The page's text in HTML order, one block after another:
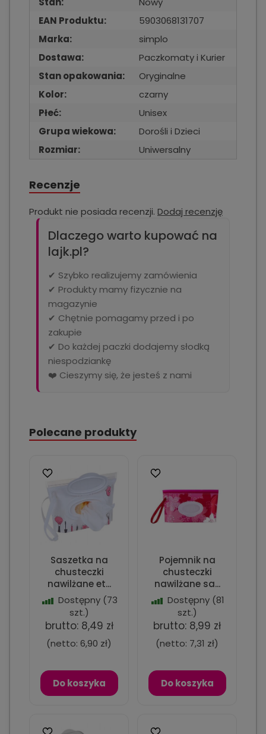
EAN Produktu:
5903068131707
Marka:
simplo
Dostawa:
Paczkomaty i Kurier
Stan opakowania:
Oryginalne
Kolor:
czarny
Płeć:
Unisex
Grupa wiekowa:
Dorośli i Dzieci
Rozmiar:
Uniwersalny
Recenzje
Produkt nie posiada recenzji. Dodaj recenzję
Dlaczego warto kupować na
lajk.pl?
✔ Szybko realizujemy zamówienia
✔ Produkty mamy fizycznie na
magazynie
✔ Chętnie pomagamy przed i po
zakupie
✔ Do każdej paczki dodajemy słodką
niespodziankę
❤️ Cieszymy się, że jesteś z nami
Polecane produkty
Saszetka na
chusteczki
nawilżane et...
Dostępny(73
szt.)
brutto: 8,49 zł
(netto: 6,90 zł)
Do koszyka
Pojemnik na
chusteczki
nawilżane sa...
Dostępny(81
szt.)
brutto: 8,99 zł
(netto: 7,31 zł)
Do koszyka